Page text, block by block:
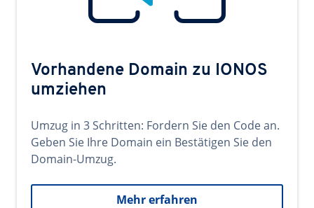
Vorhandene Domain zu IONOS
umziehen
Umzug in 3 Schritten: Fordern Sie den Code an.
Geben Sie Ihre Domain ein Bestätigen Sie den
Domain-Umzug.
Mehr erfahren